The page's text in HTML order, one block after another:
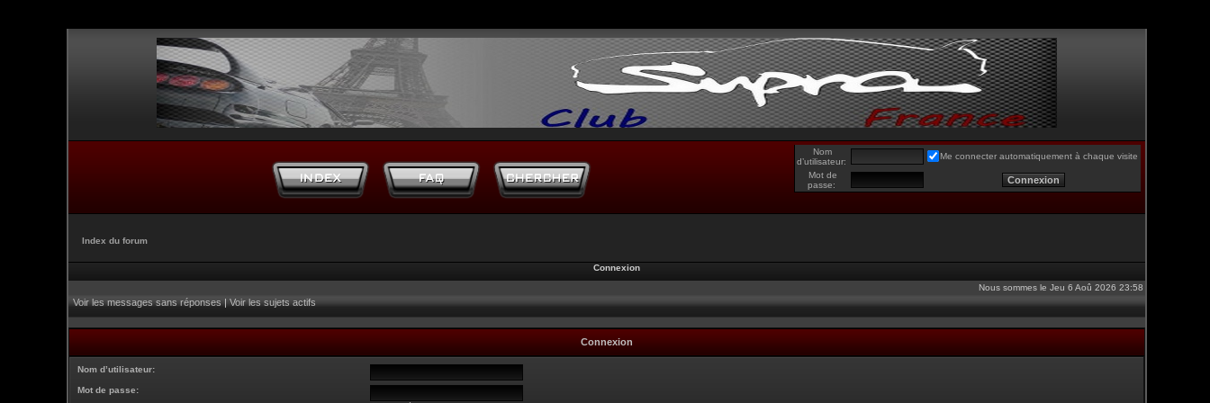
Nom
d’utilisateur:
Me connecter automatiquement à chaque visite
Mot de
passe:
Index du forum
Connexion
Nous sommes le Jeu 6 Aoû 2026 23:58
Voir les messages sans réponses|Voir les sujets actifs
Connexion
Nom d’utilisateur:
Mot de passe: